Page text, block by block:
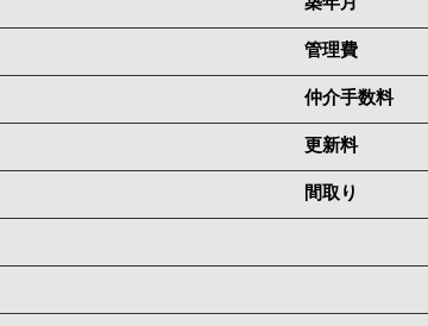
管理費
仲介手数料
更新料
間取り